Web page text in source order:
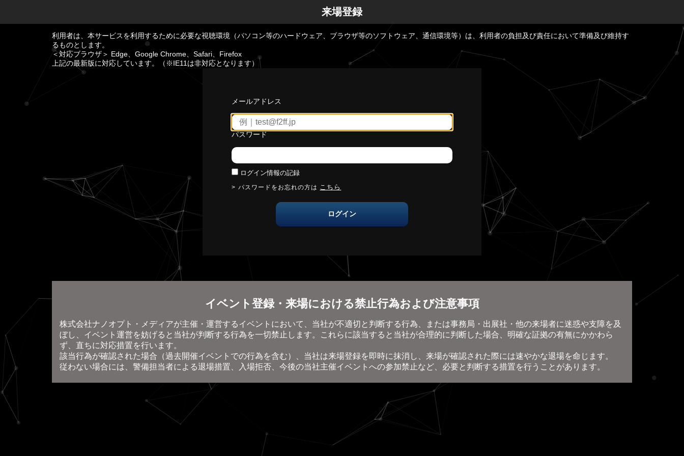
来場登録
利用者は、本サービスを利用するために必要な視聴環境（パソコン等のハードウェア、ブラウザ等のソフトウェア、通信環境等）は、利用者の負担及び責任において準備及び維持す
るものとします。
＜対応ブラウザ＞ Edge、Google Chrome、Safari、Firefox
上記の最新版に対応しています。（※IE11は非対応となります）
メールアドレス
パスワード
ログイン情報の記録
パスワードをお忘れの方は こちら
ログイン
イベント登録・来場における禁止行為および注意事項
株式会社ナノオプト・メディアが主催・運営するイベントにおいて、当社が不適切と判断する行為、または事務局・出展社・他の来場者に迷惑や支障を及
ぼし、イベント運営を妨げると当社が判断する行為を一切禁止します。これらに該当すると当社が合理的に判断した場合、明確な証拠の有無にかかわら
ず、直ちに対応措置を行います。
該当行為が確認された場合（過去開催イベントでの行為を含む）、当社は来場登録を即時に抹消し、来場が確認された際には速やかな退場を命じます。
従わない場合には、警備担当者による退場措置、入場拒否、今後の当社主催イベントへの参加禁止など、必要と判断する措置を行うことがあります。